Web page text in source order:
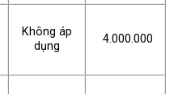
Không áp
dụng
4.000.000